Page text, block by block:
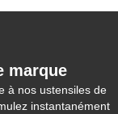
marque
à nos ustensiles de
instantanément